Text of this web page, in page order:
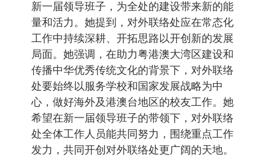
新一届领导班子，为全处的建设带来新的能
量和活力。她提到，对外联络处应在常态化
工作中持续深耕、开拓思路以开创新的发展
局面。她强调，在助力粤港澳大湾区建设和
传播中华优秀传统文化的背景下，对外联络
处要始终以服务学校和国家发展战略为中
心，做好海外及港澳台地区的校友工作。她
希望在新一届领导班子的带领下，对外联络
处全体工作人员能共同努力，围绕重点工作
发力，共同开创对外联络处更广阔的天地。